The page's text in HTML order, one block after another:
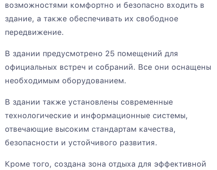
возможностями комфортно и безопасно входить в
здание, а также обеспечивать их свободное
передвижение.
В здании предусмотрено 25 помещений для
официальных встреч и собраний. Все они оснащены
необходимым оборудованием.
В здании также установлены современные
технологические и информационные системы,
отвечающие высоким стандартам качества,
безопасности и устойчивого развития.
Кроме того, создана зона отдыха для эффективной